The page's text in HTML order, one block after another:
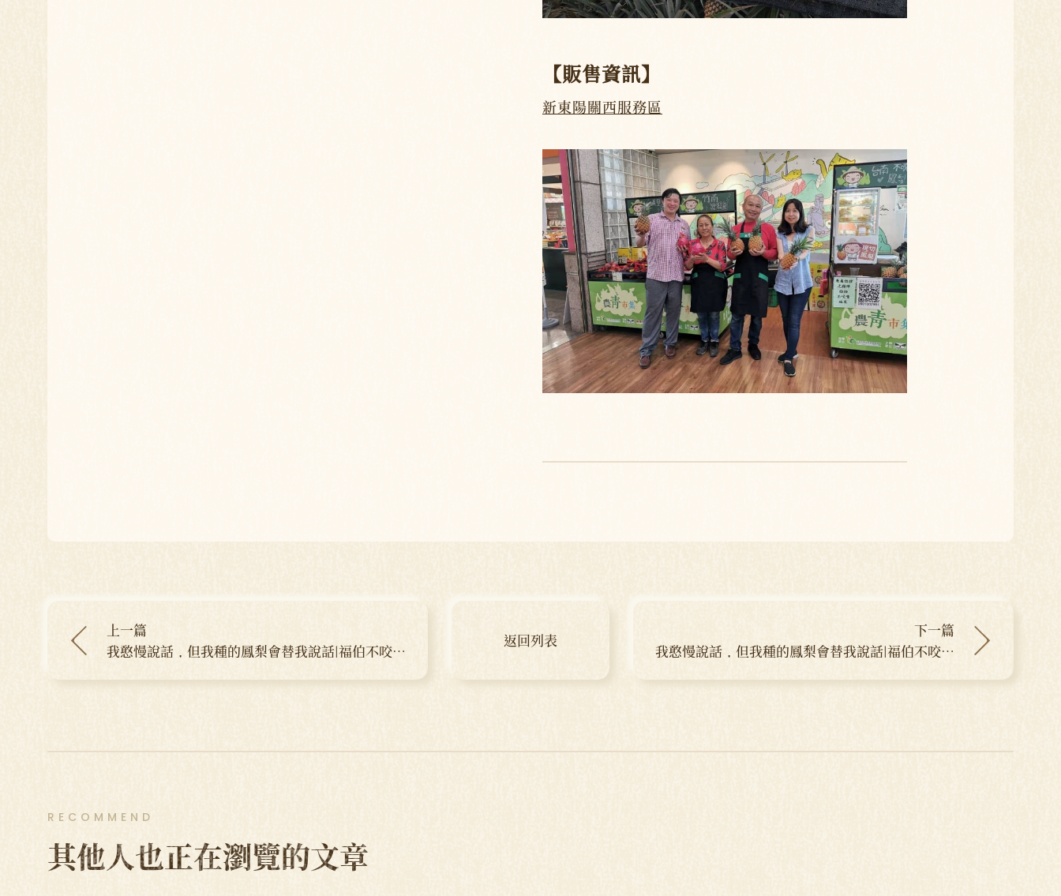
【販售資訊】
新東陽關西服務區
上一篇
我憨慢說話，但我種的鳳梨會替我說話|福伯不咬嘴
鳳梨 康朝宗
返回列表
下一篇
我憨慢說話，但我種的鳳梨會替我說話|福伯不咬嘴
鳳梨 康朝宗
RECOMMEND
其他人也正在瀏覽的文章